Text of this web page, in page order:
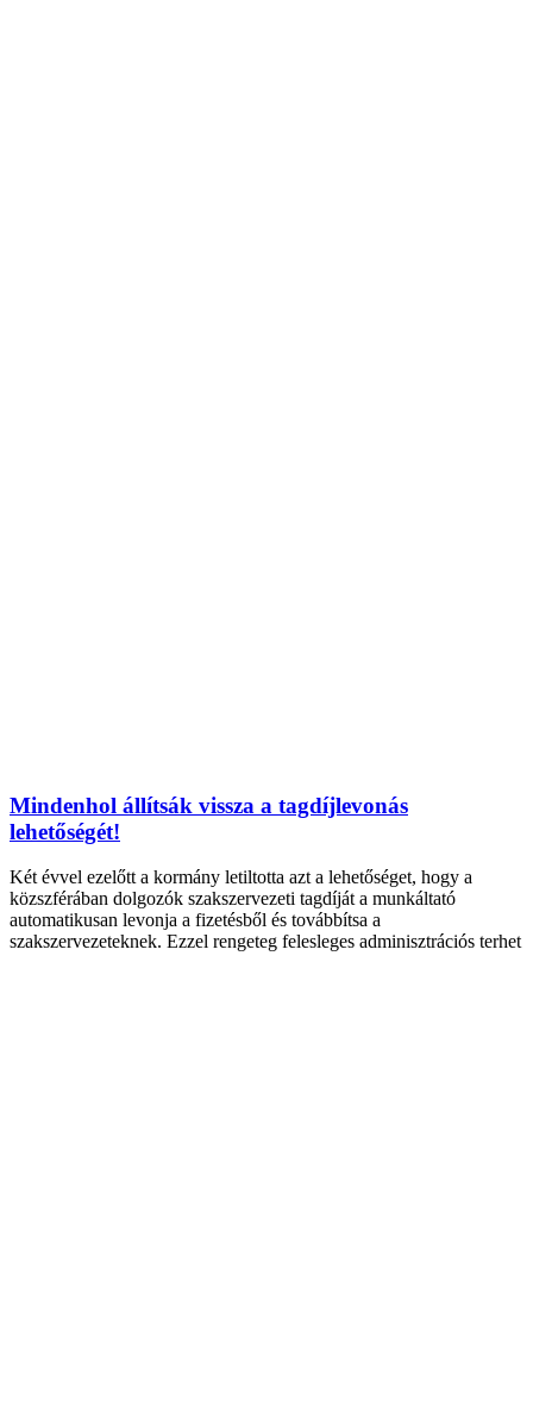
Mindenhol állítsák vissza a tagdíjlevonás
lehetőségét!
Két évvel ezelőtt a kormány letiltotta azt a lehetőséget, hogy a
közszférában dolgozók szakszervezeti tagdíját a munkáltató
automatikusan levonja a fizetésből és továbbítsa a
szakszervezeteknek. Ezzel rengeteg felesleges adminisztrációs terhet